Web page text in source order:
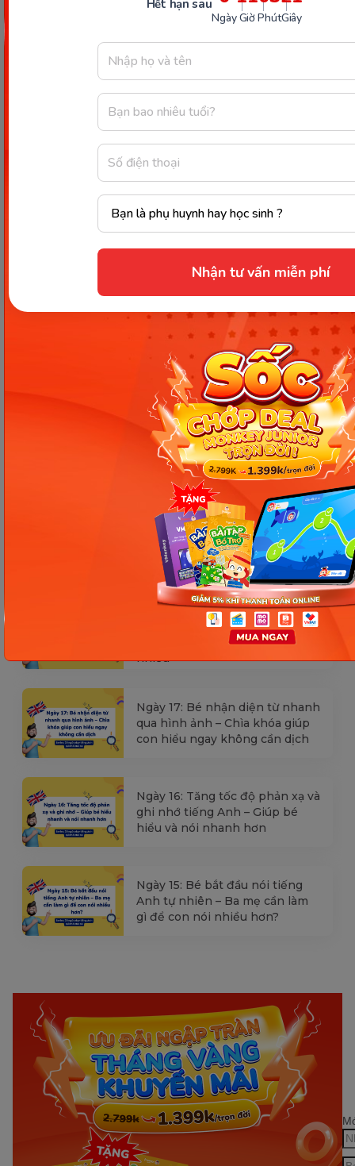
Hết hạn sau
NgàyGiờPhútGiây
Nhận tư vấn miễn phí
Thì hiện tại hoàn thành since for
tuy là một phần
kiến thức nhỏ nhưng lại xuất hiện thường trong
các bài test quan trọng, do đó bạn học hãy hiểu kĩ
và ứng dụng thật tốt mảng ngữ pháp này.
#English General
Thông tin trong bài viết được tổng hợp nhằm
mục đích tham khảo và có thể thay đổi mà
không cần báo trước. Quý khách vui lòng
hệ trực tiếp với đơn vị liên quan để nắm bắt
Các Bài Viết Mới Nhất
[Thảo luận] Cơn thịnh nộ (ăn
vạ) của trẻ | Kỷ luật tích cực #17
Ngày 18: Vì sao bé nhanh quên
từ tiếng Anh? Cách giúp con
nhớ lâu mà không cần học
nhiều
Ngày 17: Bé nhận diện từ nhanh
qua hình ảnh – Chìa khóa giúp
con hiểu ngay không cần dịch
Ngày 16: Tăng tốc độ phản xạ và
ghi nhớ tiếng Anh – Giúp bé
hiểu và nói nhanh hơn
Ngày 15: Bé bắt đầu nói tiếng
Anh tự nhiên – Ba mẹ cần làm
gì để con nói nhiều hơn?